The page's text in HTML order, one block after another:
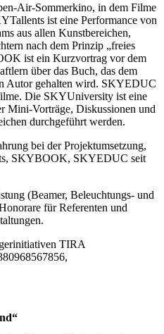
Air-Sommerkino, in dem Filme
ist eine Performance von
aus allen Kunstbereichen,
nach dem Prinzip „freies
ist ein Kurzvortrag vor dem
über das Buch, das dem
Autor gehalten wird. SKYEDUC
Die SKYUniversity ist eine
Mini-Vorträge, Diskussionen und
durchgeführt werden.
bei der Projektumsetzung,
SKYBOOK, SKYEDUC seit
(Beamer, Beleuchtungs- und
für Referenten und
TIRA